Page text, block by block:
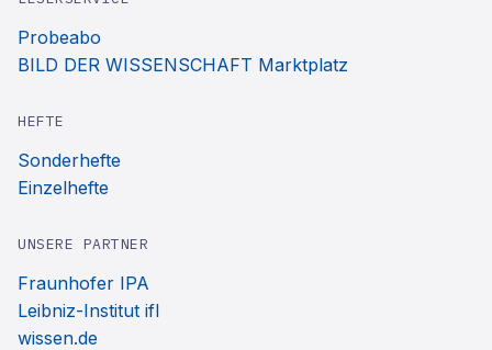
Probeabo
BILD DER WISSENSCHAFT Marktplatz
HEFTE
Sonderhefte
Einzelhefte
UNSERE PARTNER
Fraunhofer IPA
Leibniz-Institut ifl
wissen.de